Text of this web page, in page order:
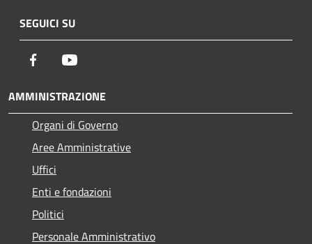
SEGUICI SU
Facebook
AMMINISTRAZIONE
Organi di Governo
Aree Amministrative
Uffici
Enti e fondazioni
Politici
Personale Amministrativo